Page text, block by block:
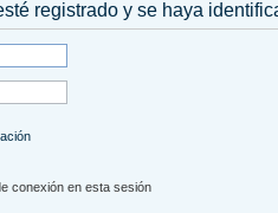
registrado y se haya
conexión en esta sesión